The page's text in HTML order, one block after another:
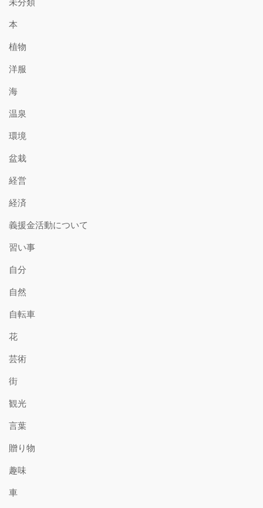
本
植物
洋服
海
温泉
環境
盆栽
経営
経済
義援金活動について
習い事
自分
自然
自転車
花
芸術
街
観光
言葉
贈り物
趣味
車